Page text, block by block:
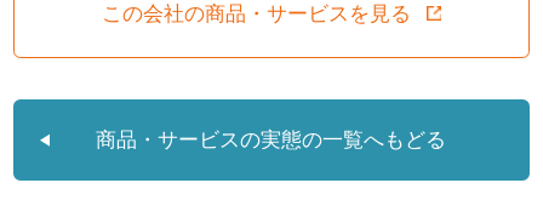
この会社の商品・サービスを見る
商品・サービスの実態の一覧へもどる